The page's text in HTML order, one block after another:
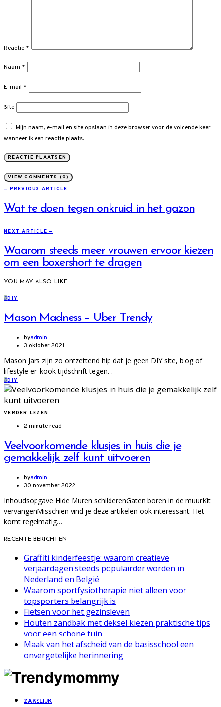
Reactie *
Naam *
E-mail *
Site
Mijn naam, e-mail en site opslaan in deze browser voor de volgende keer
wanneer ik een reactie plaats.
VIEW COMMENTS (0)
— PREVIOUS ARTICLE
Wat te doen tegen onkruid in het gazon
NEXT ARTICLE —
Waarom steeds meer vrouwen ervoor kiezen
om een boxershort te dragen
YOU MAY ALSO LIKE
DDIY
Mason Madness – Uber Trendy
byadmin
3 oktober 2021
Mason Jars zijn zo ontzettend hip dat je geen DIY site, blog of
lifestyle en kook tijdschrift tegen…
DDIY
VERDER LEZEN
2 minute read
Veelvoorkomende klusjes in huis die je
gemakkelijk zelf kunt uitvoeren
byadmin
30 november 2022
Inhoudsopgave Hide Muren schilderenGaten boren in de muurKit
vervangenMisschien vind je deze artikelen ook interessant: Het
komt regelmatig…
RECENTE BERICHTEN
Graffiti kinderfeestje: waarom creatieve
verjaardagen steeds populairder worden in
Nederland en België
Waarom sportfysiotherapie niet alleen voor
topsporters belangrijk is
Fietsen voor het gezinsleven
Houten zandbak met deksel kiezen praktische tips
voor een schone tuin
Maak van het afscheid van de basisschool een
onvergetelijke herinnering
ZAKELIJK